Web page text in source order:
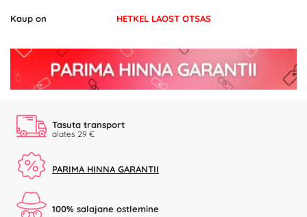
Kaup on HETKEL LAOST OTSAS
Tasuta transport
alates 29 €
PARIMA HINNA GARANTII
100% salajane ostlemine